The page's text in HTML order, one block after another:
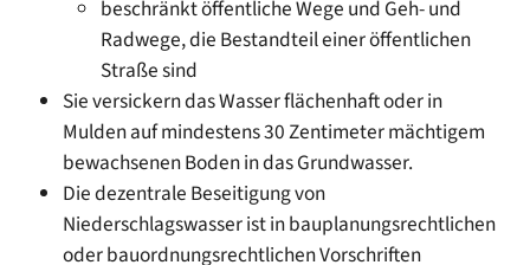
beschränkt öffentliche Wege und Geh- und
Radwege, die Bestandteil einer öffentlichen
Straße sind
Sie versickern das Wasser flächenhaft oder in
Mulden auf mindestens 30 Zentimeter mächtigem
bewachsenen Boden in das Grundwasser.
Die dezentrale Beseitigung von
Niederschlagswasser ist in bauplanungsrechtlichen
oder bauordnungsrechtlichen Vorschriften